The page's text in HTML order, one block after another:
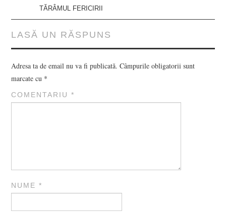
TĂRÂMUL FERICIRII
LASĂ UN RĂSPUNS
Adresa ta de email nu va fi publicată. Câmpurile obligatorii sunt
marcate cu *
COMENTARIU*
NUME*